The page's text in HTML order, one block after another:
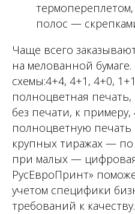
полос —
Чаще всего
на мелованной
схемы:4+4, 4+1, 4+0,
полноцветная
без печати, к примеру,
полноцветную печать
крупных тиражах —
при малых —
РусЕвроПринт»
учетом специфики
требований к качеству.